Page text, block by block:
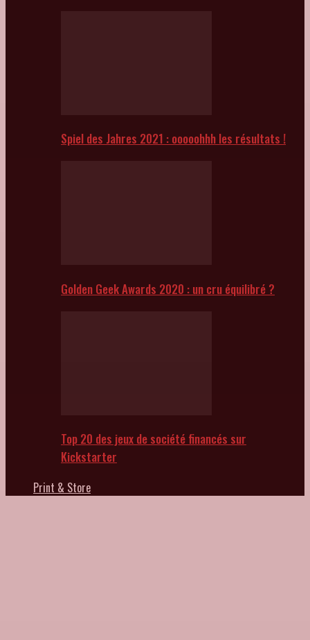
Spiel des Jahres 2021 : ooooohhh les résultats !
Golden Geek Awards 2020 : un cru équilibré ?
Top 20 des jeux de société financés sur
Kickstarter
Print & Store